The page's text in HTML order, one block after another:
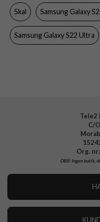
Färg
Varumärke
Skal Samsung Galaxy
Samsung Galaxy S22 Ultra
Tele2
C/
Org.
OBS!Ingen butik,